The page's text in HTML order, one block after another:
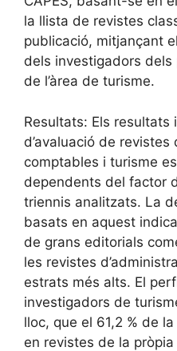
la llista de revistes
publicació, mitjançant
dels investigadors
de l’àrea de turisme.
Resultats: Els resultats
d’avaluació de revistes
comptables i turisme
dependents del factor
triennis analitzats. La
basats en aquest
de grans editorials
les revistes
estrats més alts. El
investigadors de
lloc, que el 61,2 % de
en revistes de la